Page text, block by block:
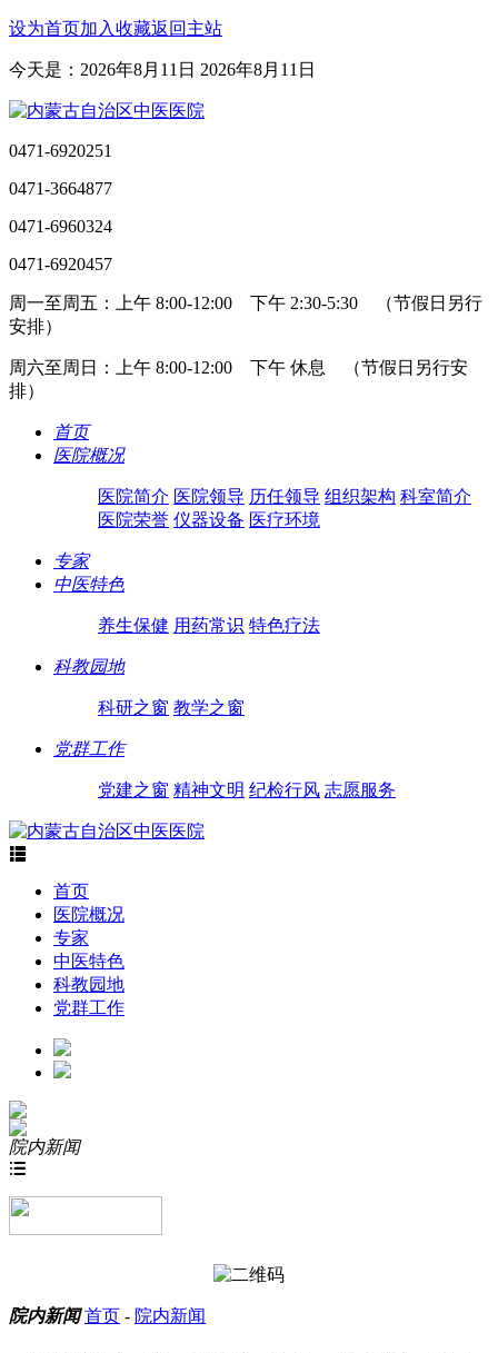
设为首页加入收藏返回主站
今天是：2026年8月11日 2026年8月11日
0471-6920251
0471-3664877
0471-6960324
0471-6920457
周一至周五：上午 8:00-12:00 下午 2:30-5:30 （节假日另行
安排）
周六至周日：上午 8:00-12:00 下午 休息 （节假日另行安
排）
首页
医院概况
医院简介 医院领导 历任领导 组织架构 科室简介
医院荣誉 仪器设备 医疗环境
专家
中医特色
养生保健 用药常识 特色疗法
科教园地
科研之窗 教学之窗
党群工作
党建之窗 精神文明 纪检行风 志愿服务

首页
医院概况
专家
中医特色
科教园地
党群工作
院内新闻

院内新闻 首页 - 院内新闻